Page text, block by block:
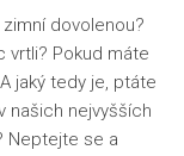
dovolenou?
vrtli? Pokud máte
jaký tedy je, ptáte
našich nejvyšších
Neptejte se a